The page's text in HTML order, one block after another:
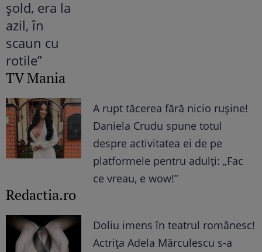
TV Mania
A rupt tăcerea fără nicio rușine!
Daniela Crudu spune totul
despre activitatea ei de pe
platformele pentru adulți: „Fac
ce vreau, e wow!”
Redactia.ro
Doliu imens în teatrul românesc!
Actrița Adela Mărculescu s-a